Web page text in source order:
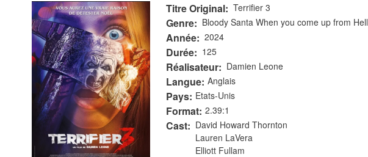
Titre Original Terrifier 3
Genre Bloody Santa When you come up from Hell
Année 2024
Durée 125
Réalisateur Damien Leone
Langue Anglais
Pays Etats-Unis
Format 2.39:1
Cast
David Howard Thornton
Lauren LaVera
Elliott Fullam